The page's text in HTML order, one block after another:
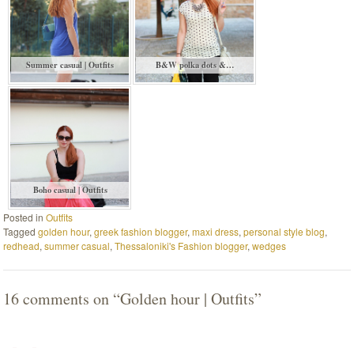
Summer casual | Outfits B&W polka dots &…
Boho casual | Outfits
Posted inOutfits
Taggedgolden hour,greek fashion blogger,maxi dress,personal style blog,
redhead,summer casual,Thessaloniki's Fashion blogger,wedges
16 comments on “Golden hour | Outfits”